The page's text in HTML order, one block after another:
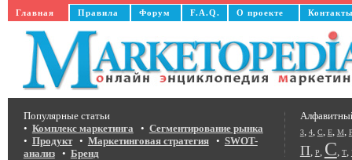
Главная Правила Форум F.A.Q. О проекте
3, 4, C, E, M,
П, Р, С, Т,
Популярные статьи
• Комплекс маркетинга • Сегментирование рынка
• Продукт• Маркетинговая стратегия• SWOT-
анализ• Бренд